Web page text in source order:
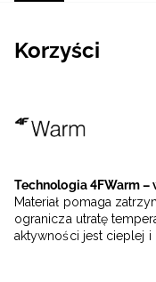
Korzyści
Technologia 4FWarm –
Materiał pomaga
ogranicza utratę
aktywności jest cieplej